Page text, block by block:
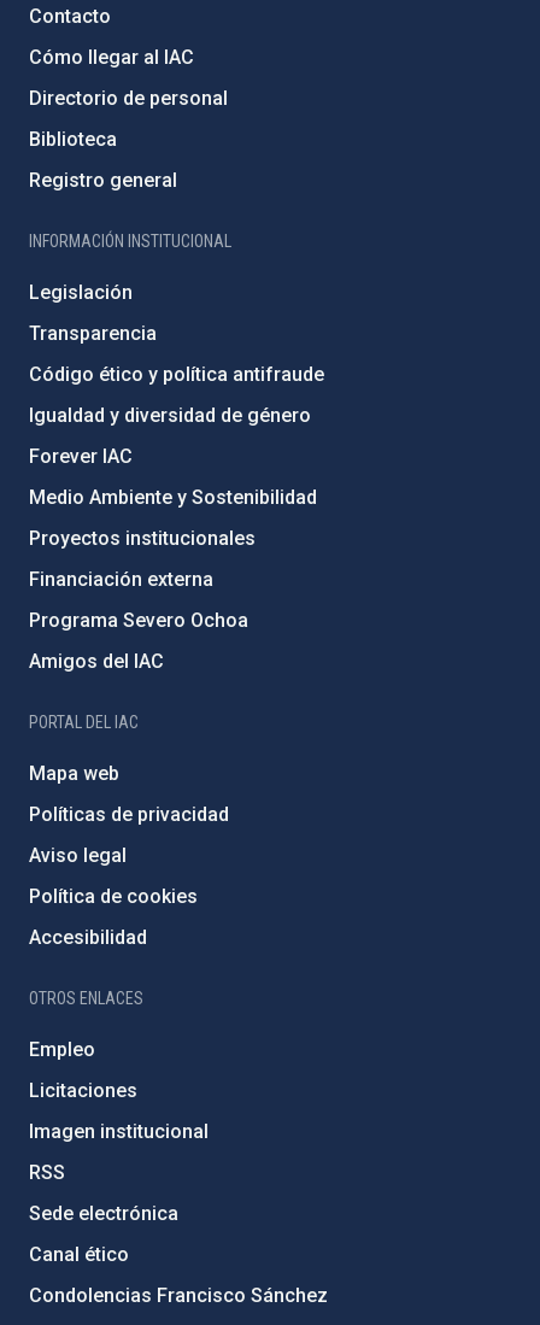
Contacto
Cómo llegar al IAC
Directorio de personal
Biblioteca
Registro general
INFORMACIÓN INSTITUCIONAL
Legislación
Transparencia
Código ético y política antifraude
Igualdad y diversidad de género
Forever IAC
Medio Ambiente y Sostenibilidad
Proyectos institucionales
Financiación externa
Programa Severo Ochoa
Amigos del IAC
PORTAL DEL IAC
Mapa web
Políticas de privacidad
Aviso legal
Política de cookies
Accesibilidad
OTROS ENLACES
Empleo
Licitaciones
Imagen institucional
RSS
Sede electrónica
Canal ético
Condolencias Francisco Sánchez